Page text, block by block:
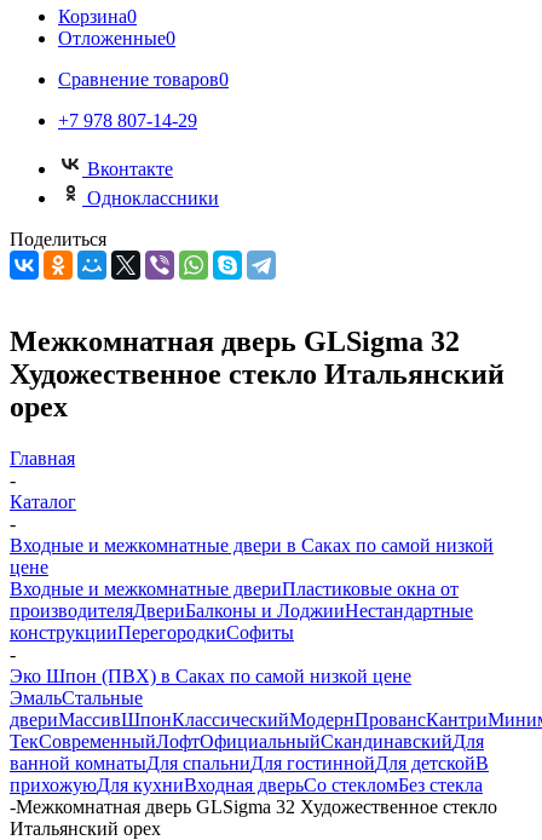
Корзина0
Отложенные0
Сравнение товаров0
+7 978 807-14-29
Вконтакте
Одноклассники
Поделиться
Межкомнатная дверь GLSigma 32
Художественное стекло Итальянский
орех
Главная
-
Каталог
-
Входные и межкомнатные двери в Саках по самой низкой
цене
Входные и межкомнатные двериПластиковые окна от
производителяДвериБалконы и ЛоджииНестандартные
конструкцииПерегородкиСофиты
-
Эко Шпон (ПВХ) в Саках по самой низкой цене
ЭмальСтальные
двериМассивШпонКлассическийМодернПровансКантри
ТекСовременныйЛофтОфициальныйСкандинавскийДля
ванной комнатыДля спальниДля гостиннойДля детскойВ
прихожуюДля кухниВходная дверьСо стекломБез стекла
-Межкомнатная дверь GLSigma 32 Художественное стекло
Итальянский орех